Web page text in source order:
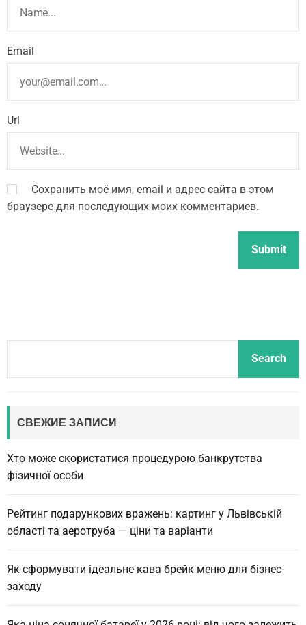
Email
Url
Сохранить моё имя, email и адрес сайта в этом
браузере для последующих моих комментариев.
a
Search
СВЕЖИЕ ЗАПИСИ
Хто може скористатися процедурою банкрутства
фізичної особи
Рейтинг подарункових вражень: картинг у Львівській
області та аеротруба — ціни та варіанти
Як сформувати ідеальне кава брейк меню для бізнес-
заходу